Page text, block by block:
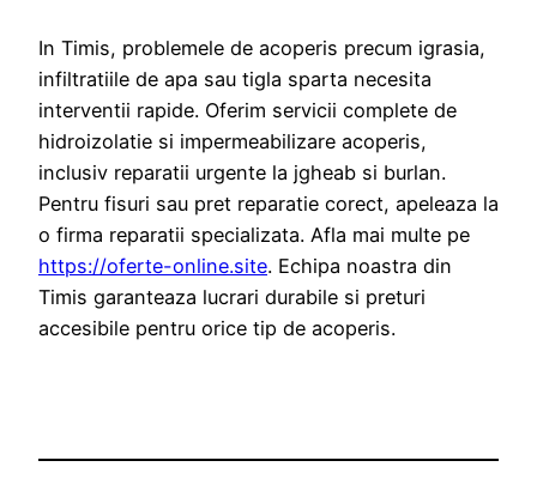
In Timis, problemele de acoperis precum igrasia,
infiltratiile de apa sau tigla sparta necesita
interventii rapide. Oferim servicii complete de
hidroizolatie si impermeabilizare acoperis,
inclusiv reparatii urgente la jgheab si burlan.
Pentru fisuri sau pret reparatie corect, apeleaza la
o firma reparatii specializata. Afla mai multe pe
https://oferte-online.site. Echipa noastra din
Timis garanteaza lucrari durabile si preturi
accesibile pentru orice tip de acoperis.